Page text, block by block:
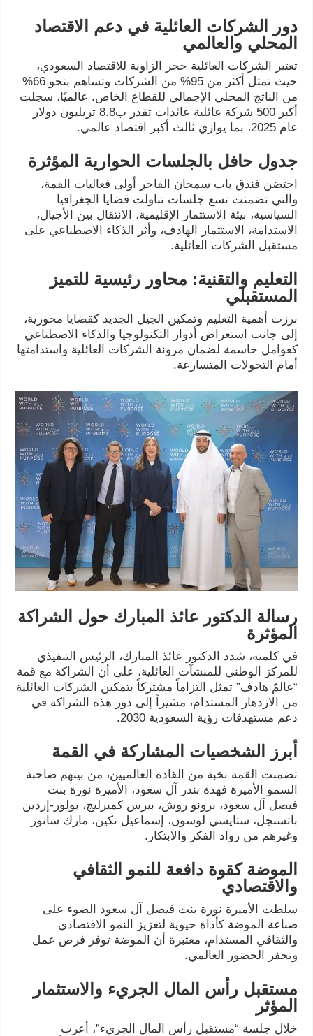
دور الشركات العائلية في دعم الاقتصاد
المحلي والعالمي
تعتبر الشركات العائلية حجر الزاوية للاقتصاد السعودي،
حيث تمثل أكثر من 95% من الشركات وتساهم بنحو 66%
من الناتج المحلي الإجمالي للقطاع الخاص. عالميًا، سجلت
أكبر 500 شركة عائلية عائدات تقدر ب8.8 تريليون دولار
عام 2025، بما يوازي ثالث أكبر اقتصاد عالمي.
جدول حافل بالجلسات الحوارية المؤثرة
احتضن فندق باب سمحان الفاخر أولى فعاليات القمة،
والتي تضمنت تسع جلسات تناولت قضايا الجغرافيا
السياسية، بيئة الاستثمار الإقليمية، الانتقال بين الأجيال،
الاستدامة، الاستثمار الهادف، وأثر الذكاء الاصطناعي على
مستقبل الشركات العائلية.
التعليم والتقنية: محاور رئيسية للتميز
المستقبلي
برزت أهمية التعليم وتمكين الجيل الجديد كقضايا محورية،
إلى جانب استعراض أدوار التكنولوجيا والذكاء الاصطناعي
كعوامل حاسمة لضمان مرونة الشركات العائلية واستدامتها
أمام التحولات المتسارعة.
رسالة الدكتور عائذ المبارك حول الشراكة
المؤثرة
في كلمته، شدد الدكتور عائذ المبارك، الرئيس التنفيذي
للمركز الوطني للمنشآت العائلية، على أن الشراكة مع قمة
“عالمٌ هادف” تمثل التزاماً مشتركاً بتمكين الشركات العائلية
من الازدهار المستدام، مشيراً إلى دور هذه الشراكة في
دعم مستهدفات رؤية السعودية 2030.
أبرز الشخصيات المشاركة في القمة
تضمنت القمة نخبة من القادة العالميين، من بينهم صاحبة
السمو الأميرة فهدة بندر آل سعود، الأميرة نورة بنت
فيصل آل سعود، برونو روش، بيرس كمبرليج، بولور-إردين
باتسنجل، ستايسي لوسون، إسماعيل تكين، مارك سانور
وغيرهم من رواد الفكر والابتكار.
الموضة كقوة دافعة للنمو الثقافي
والاقتصادي
سلطت الأميرة نورة بنت فيصل آل سعود الضوء على
صناعة الموضة كأداة حيوية لتعزيز النمو الاقتصادي
والثقافي المستدام، معتبرة أن الموضة توفر فرص عمل
وتحفز الحضور العالمي.
مستقبل رأس المال الجريء والاستثمار
المؤثر
خلال جلسة “مستقبل رأس المال الجريء”، أعرب